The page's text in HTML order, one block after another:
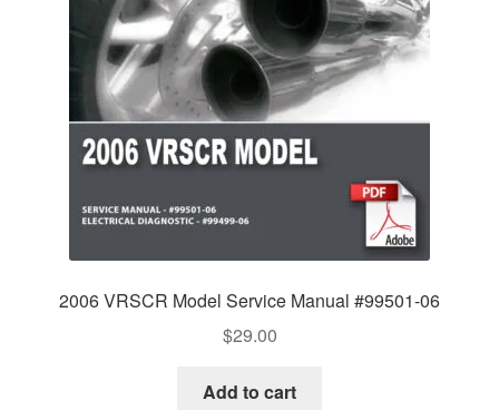
2006 VRSCR Model Service Manual #99501-06
$29.00
Add to cart